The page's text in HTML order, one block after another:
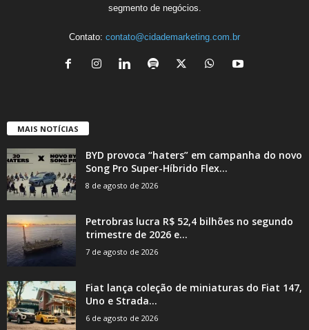
segmento de negócios.
Contato: contato@cidademarketing.com.br
MAIS NOTÍCIAS
BYD provoca “haters” em campanha do novo
Song Pro Super-Híbrido Flex...
8 de agosto de 2026
Petrobras lucra R$ 52,4 bilhões no segundo
trimestre de 2026 e...
7 de agosto de 2026
Fiat lança coleção de miniaturas do Fiat 147,
Uno e Strada...
6 de agosto de 2026